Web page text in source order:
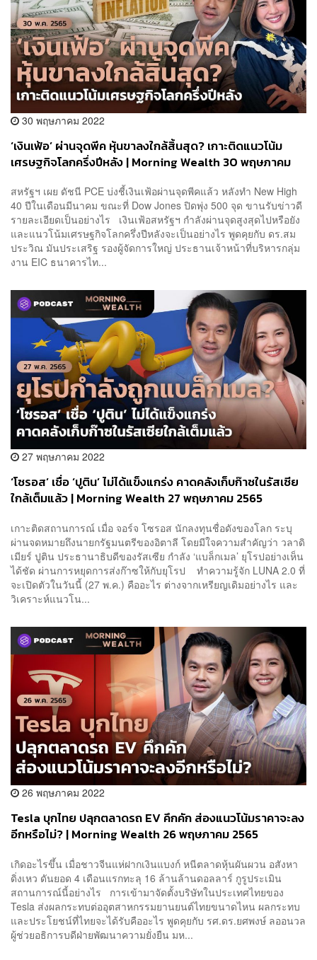
30 พฤษภาคม 2022
‘เงินเฟ้อ’ ผ่านจุดพีค หุ้นขาลงใกล้สิ้นสุด? เกาะติดแนวโน้ม
เศรษฐกิจโลกครึ่งปีหลัง | Morning Wealth 30 พฤษภาคม
สหรัฐฯ เผย ดัชนี PCE บ่งชี้เงินเฟ้อผ่านจุดพีคแล้ว หลังทำ New High
40 ปีในเดือนมีนาคม ขณะที่ Dow Jones ปิดพุ่ง 500 จุด ขานรับข่าวดี
รายละเอียดเป็นอย่างไร เงินเฟ้อสหรัฐฯ กำลังผ่านจุดสูงสุดไปหรือยัง
และแนวโน้มเศรษฐกิจโลกครึ่งปีหลังจะเป็นอย่างไร พูดคุยกับ ดร.สม
ประวิณ มันประเสริฐ รองผู้จัดการใหญ่ ประธานเจ้าหน้าที่บริหารกลุ่ม
งาน EIC ธนาคารไท...
27 พฤษภาคม 2022
‘โซรอส’ เชื่อ ‘ปูติน’ ไม่ได้แข็งแกร่ง คาดคลังเก็บก๊าซในรัสเซีย
ใกล้เต็มแล้ว | Morning Wealth 27 พฤษภาคม 2565
เกาะติดสถานการณ์ เมื่อ จอร์จ โซรอส นักลงทุนชื่อดังของโลก ระบุ
ผ่านจดหมายถึงนายกรัฐมนตรีของอิตาลี โดยมีใจความสำคัญว่า วลาดิ
เมียร์ ปูติน ประธานาธิบดีของรัสเซีย กำลัง ‘แบล็กเมล’ ยุโรปอย่างเห็น
ได้ชัด ผ่านการหยุดการส่งก๊าซให้กับยุโรป ทำความรู้จัก LUNA 2.0 ที่
จะเปิดตัวในวันนี้ (27 พ.ค.) คืออะไร ต่างจากเหรียญเดิมอย่างไร และ
วิเคราะห์แนวโน...
26 พฤษภาคม 2022
Tesla บุกไทย ปลุกตลาดรถ EV คึกคัก ส่องแนวโน้มราคาจะลง
อีกหรือไม่? | Morning Wealth 26 พฤษภาคม 2565
เกิดอะไรขึ้น เมื่อชาวจีนแห่ฝากเงินแบงก์ หนีตลาดหุ้นผันผวน อสังหา
ดิ่งเหว ดันยอด 4 เดือนแรกทะลุ 16 ล้านล้านดอลลาร์ กูรูประเมิน
สถานการณ์นี้อย่างไร การเข้ามาจัดตั้งบริษัทในประเทศไทยของ
Tesla ส่งผลกระทบต่ออุตสาหกรรมยานยนต์ไทยขนาดไหน ผลกระทบ
และประโยชน์ที่ไทยจะได้รับคืออะไร พูดคุยกับ รศ.ดร.ยศพงษ์ ลออนวล
ผู้ช่วยอธิการบดีฝ่ายพัฒนาความยั่งยืน มห...